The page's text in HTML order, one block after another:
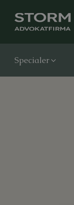
Specialer